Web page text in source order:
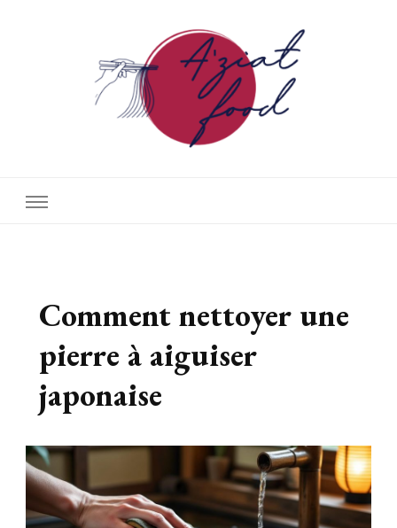
Comment nettoyer une
pierre à aiguiser
japonaise